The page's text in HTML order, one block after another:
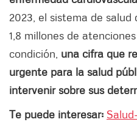
2023, el sistema de
1,8 millones de
condición, una cifra que
urgente para la salud
intervenir sobre sus
Te puede interesar: